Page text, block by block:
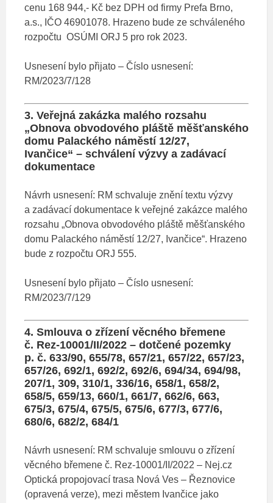
cenu 168 944,- Kč bez DPH od firmy Prefa Brno,
a.s., IČO 46901078. Hrazeno bude ze schváleného
rozpočtu OSÚMI ORJ 5 pro rok 2023.
Usnesení bylo přijato – Číslo usnesení:
RM/2023/7/128
3. Veřejná zakázka malého rozsahu
„Obnova obvodového pláště měšťanského
domu Palackého náměstí 12/27,
Ivančice“ – schválení výzvy a zadávací
dokumentace
Návrh usnesení: RM schvaluje znění textu výzvy
a zadávací dokumentace k veřejné zakázce malého
rozsahu „Obnova obvodového pláště měšťanského
domu Palackého náměstí 12/27, Ivančice“. Hrazeno
bude z rozpočtu ORJ 555.
Usnesení bylo přijato – Číslo usnesení:
RM/2023/7/129
4. Smlouva o zřízení věcného břemene
č. Rez-10001/II/2022 – dotčené pozemky
p. č. 633/90, 655/78, 657/21, 657/22, 657/23,
657/26, 692/1, 692/2, 692/6, 694/34, 694/98,
207/1, 309, 310/1, 336/16, 658/1, 658/2,
658/5, 659/13, 660/1, 661/7, 662/6, 663,
675/3, 675/4, 675/5, 675/6, 677/3, 677/6,
680/6, 682/2, 684/1
Návrh usnesení: RM schvaluje smlouvu o zřízení
věcného břemene č. Rez-10001/II/2022 – Nej.cz
Optická propojovací trasa Nová Ves – Řeznovice
(opravená verze), mezi městem Ivančice jako